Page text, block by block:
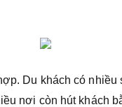
Du khách có
nơi còn hút khách